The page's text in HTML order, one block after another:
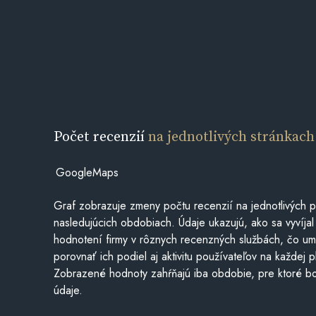
Počet recenziína jednotlivých stránkach
GoogleMaps
Graf zobrazuje zmeny počtu recenzií na jednotlivých
nasledujúcich obdobiach. Údaje ukazujú, ako sa
hodnotení firmy v rôznych recenzných službách, čo
porovnať ich podiel aj aktivitu používateľov na každej
Zobrazené hodnoty zahŕňajú iba obdobie, pre ktoré
údaje.